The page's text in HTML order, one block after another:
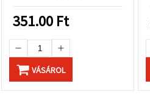
351.00 Ft
VÁSÁROL